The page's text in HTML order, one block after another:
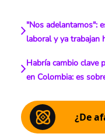
"Nos adelantamos":
laboral y ya trabajan
Habría cambio clave
en Colombia: es
¿De